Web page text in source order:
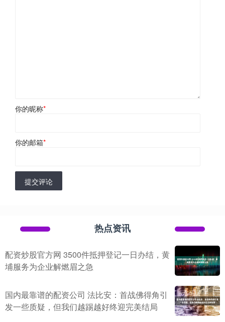
你的昵称*
你的邮箱*
提交评论
热点资讯
配资炒股官方网 3500件抵押登记一日办结，黄
埔服务为企业解燃眉之急
国内最靠谱的配资公司 法比安：首战佛得角引
发一些质疑，但我们越踢越好终迎完美结局